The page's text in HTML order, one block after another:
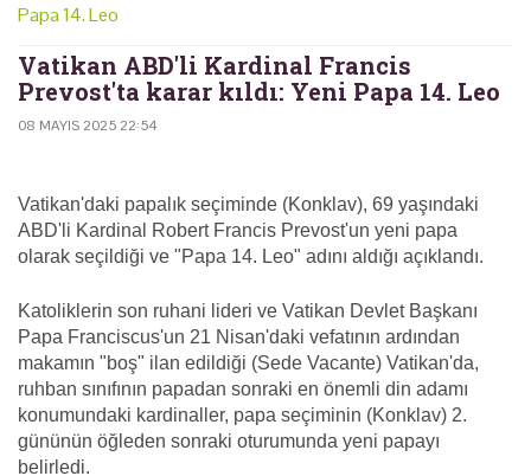
Papa 14. Leo
Vatikan ABD'li Kardinal Francis
Prevost'ta karar kıldı: Yeni Papa 14. Leo
08 MAYIS 2025 22:54
Vatikan'daki papalık seçiminde (Konklav), 69 yaşındaki
ABD'li Kardinal Robert Francis Prevost'un yeni papa
olarak seçildiği ve "Papa 14. Leo" adını aldığı açıklandı.
Katoliklerin son ruhani lideri ve Vatikan Devlet Başkanı
Papa Franciscus'un 21 Nisan'daki vefatının ardından
makamın "boş" ilan edildiği (Sede Vacante) Vatikan'da,
ruhban sınıfının papadan sonraki en önemli din adamı
konumundaki kardinaller, papa seçiminin (Konklav) 2.
gününün öğleden sonraki oturumunda yeni papayı
belirledi.